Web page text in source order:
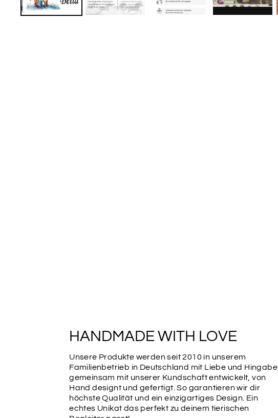
HANDMADE WITH LOVE
Unsere Produkte werden seit 2010 in unserem
Familienbetrieb in Deutschland mit Liebe und Hingabe,
gemeinsam mit unserer Kundschaft entwickelt, von
Hand designt und gefertigt. So garantieren wir dir
höchste Qualität und ein einzigartiges Design. Ein
echtes Unikat das perfekt zu deinem tierischen